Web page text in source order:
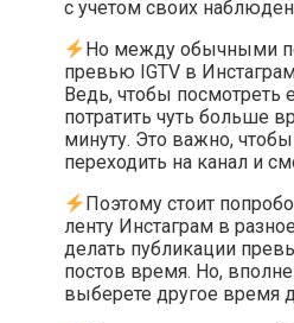
с учетом своих
Но между обычными
превью IGTV в
Ведь, чтобы посмотреть
потратить чуть больше
минуту. Это важно, чтобы
переходить на канал и
Поэтому стоит
ленту Инстаграм в
делать публикации
постов время. Но,
выберете другое время